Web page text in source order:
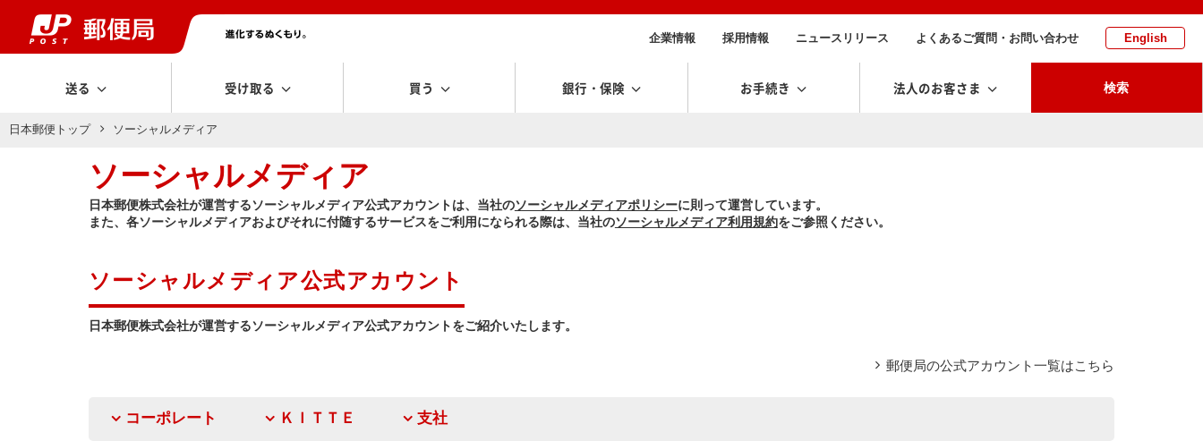
企業情報 採用情報 ニュースリリース よくあるご質問・お問い合わせ English
送る 受け取る 買う 銀行・保険 お手続き 法人のお客さま 検索
日本郵便トップ ソーシャルメディア
ソーシャルメディア
日本郵便株式会社が運営するソーシャルメディア公式アカウントは、当社のソーシャルメディアポリシーに則って運営しています。
また、各ソーシャルメディアおよびそれに付随するサービスをご利用になられる際は、当社のソーシャルメディア利用規約をご参照ください。
ソーシャルメディア公式アカウント
日本郵便株式会社が運営するソーシャルメディア公式アカウントをご紹介いたします。
郵便局の公式アカウント一覧はこちら
コーポレート ＫＩＴＴＥ 支社